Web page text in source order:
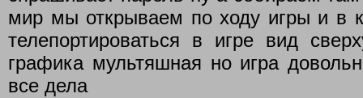
мир мы открываем по ходу игры и в
телепортироваться в игре вид
графика мультяшная но игра
все дела